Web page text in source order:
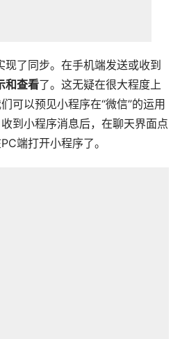
了同步。在手机端发送或收到
和查看了。这无疑在很大程度上
可以预见小程序在“微信”的运用
到小程序消息后，在聊天界面点
端打开小程序了。